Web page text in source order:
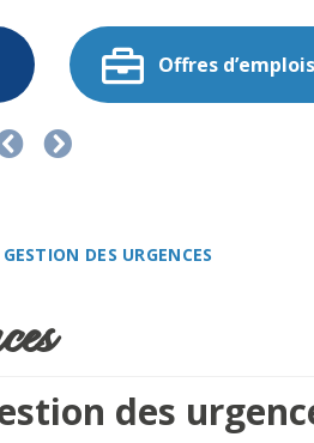
Offres d’emplois
GESTION DES URGENCES
des